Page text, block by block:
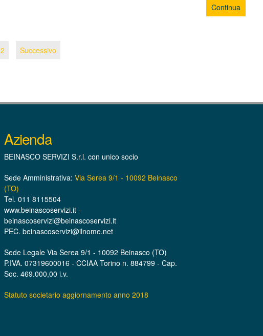
Continua
2 Successivo
Azienda
BEINASCO SERVIZI S.r.l. con unico socio
Sede Amministrativa:Via Serea 9/1 - 10092 Beinasco
(TO)
Tel. 011 8115504
www.beinascoservizi.it -
beinascoservizi@beinascoservizi.it
PEC. beinascoservizi@ilnome.net
Sede Legale Via Serea 9/1 - 10092 Beinasco (TO)
P.IVA. 07319600016 - CCIAA Torino n. 884799 - Cap.
Soc. 469.000,00 i.v.
Statuto societario aggiornamento anno 2018